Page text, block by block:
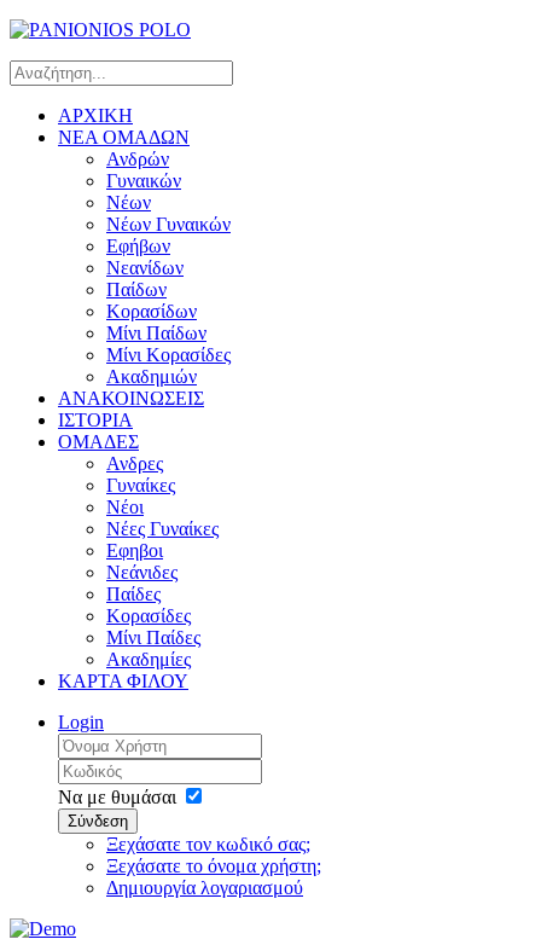
ΑΡΧΙΚΗ
ΝΕΑ ΟΜΑΔΩΝ
Ανδρών
Γυναικών
Νέων
Νέων Γυναικών
Εφήβων
Νεανίδων
Παίδων
Κορασίδων
Μίνι Παίδων
Μίνι Κορασίδες
Ακαδημιών
ΑΝΑΚΟΙΝΩΣΕΙΣ
ΙΣΤΟΡΙΑ
ΟΜΑΔΕΣ
Ανδρες
Γυναίκες
Νέοι
Νέες Γυναίκες
Εφηβοι
Νεάνιδες
Παίδες
Κορασίδες
Μίνι Παίδες
Ακαδημίες
ΚΑΡΤΑ ΦΙΛΟΥ
Login
Να με θυμάσαι
Σύνδεση
Ξεχάσατε τον κωδικό σας;
Ξεχάσατε το όνομα χρήστη;
Δημιουργία λογαριασμού